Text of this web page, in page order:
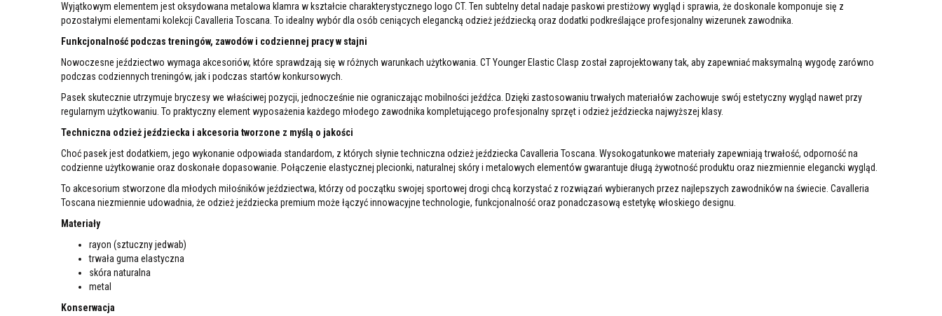
Wyjątkowym elementem jest oksydowana metalowa klamra w kształcie charakterystycznego logo CT. Ten subtelny detal nadaje paskowi prestiżowy wygląd i sprawia, że doskonale komponuje się z
pozostałymi elementami kolekcji Cavalleria Toscana. To idealny wybór dla osób ceniących elegancką odzież jeździecką oraz dodatki podkreślające profesjonalny wizerunek zawodnika.
Funkcjonalność podczas treningów, zawodów i codziennej pracy w stajni
Nowoczesne jeździectwo wymaga akcesoriów, które sprawdzają się w różnych warunkach użytkowania. CT Younger Elastic Clasp został zaprojektowany tak, aby zapewniać maksymalną wygodę zarówno
podczas codziennych treningów, jak i podczas startów konkursowych.
Pasek skutecznie utrzymuje bryczesy we właściwej pozycji, jednocześnie nie ograniczając mobilności jeźdźca. Dzięki zastosowaniu trwałych materiałów zachowuje swój estetyczny wygląd nawet przy
regularnym użytkowaniu. To praktyczny element wyposażenia każdego młodego zawodnika kompletującego profesjonalny sprzęt i odzież jeździecka najwyższej klasy.
Techniczna odzież jeździecka i akcesoria tworzone z myślą o jakości
Choć pasek jest dodatkiem, jego wykonanie odpowiada standardom, z których słynie techniczna odzież jeździecka Cavalleria Toscana. Wysokogatunkowe materiały zapewniają trwałość, odporność na
codzienne użytkowanie oraz doskonałe dopasowanie. Połączenie elastycznej plecionki, naturalnej skóry i metalowych elementów gwarantuje długą żywotność produktu oraz niezmiennie elegancki wygląd.
To akcesorium stworzone dla młodych miłośników jeździectwa, którzy od początku swojej sportowej drogi chcą korzystać z rozwiązań wybieranych przez najlepszych zawodników na świecie. Cavalleria
Toscana niezmiennie udowadnia, że odzież jeździecka premium może łączyć innowacyjne technologie, funkcjonalność oraz ponadczasową estetykę włoskiego designu.
Materiały
rayon (sztuczny jedwab)
trwała guma elastyczna
skóra naturalna
metal
Konserwacja